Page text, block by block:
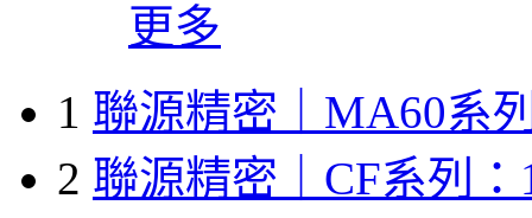
更多
1 聯源精密｜MA60系
2 聯源精密｜CF系列：